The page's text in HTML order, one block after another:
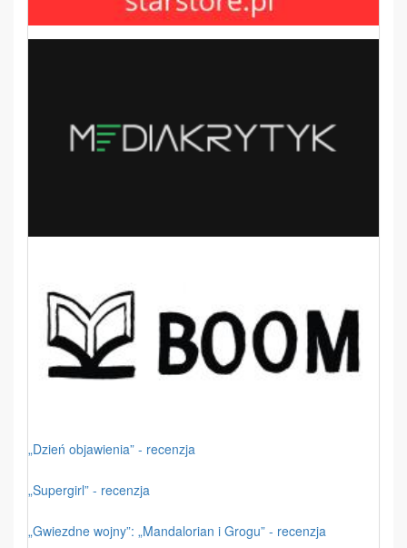
„Dzień objawienia” - recenzja
„Supergirl” - recenzja
„Gwiezdne wojny”: „Mandalorian i Grogu” - recenzja